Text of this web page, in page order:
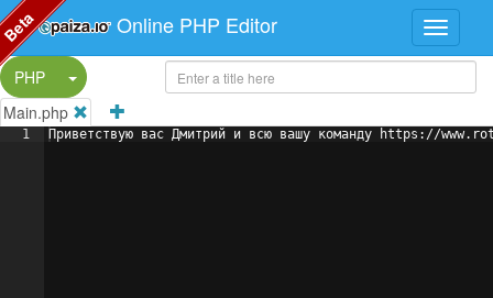
Online PHP Editor
PHP
Split Button!
Main.php
1 Приветствую вас Дмитрий и всю вашу команду https://